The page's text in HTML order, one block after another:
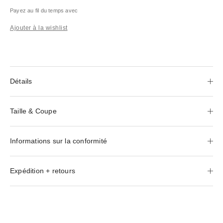
Payez au fil du temps avec
Ajouter à la wishlist
Détails
Taille & Coupe
Informations sur la conformité
Expédition + retours